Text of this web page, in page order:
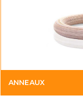
ANNEAUX